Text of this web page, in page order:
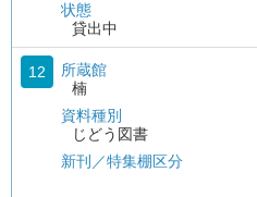
状態
貸出中
12
所蔵館
楠
資料種別
じどう図書
新刊／特集棚区分